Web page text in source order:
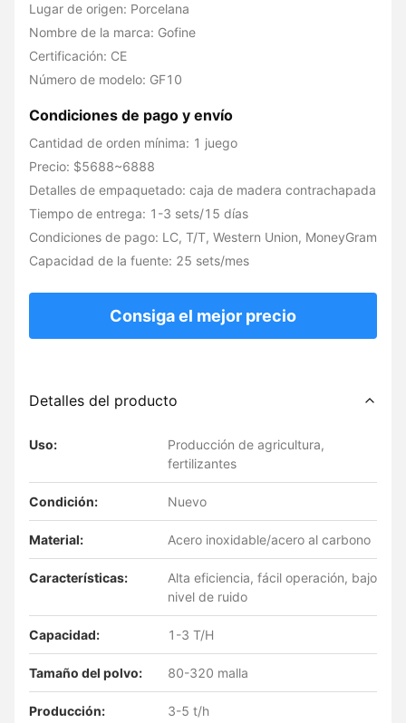
Lugar de origen: Porcelana
Nombre de la marca: Gofine
Certificación: CE
Número de modelo: GF10
Condiciones de pago y envío
Cantidad de orden mínima: 1 juego
Precio: $5688~6888
Detalles de empaquetado: caja de madera contrachapada
Tiempo de entrega: 1-3 sets/15 días
Condiciones de pago: LC, T/T, Western Union, MoneyGram
Capacidad de la fuente: 25 sets/mes
Consiga el mejor precio
Detalles del producto
Uso:
Producción de agricultura,
fertilizantes
Condición: Nuevo
Material: Acero inoxidable/acero al carbono
Características:
Alta eficiencia, fácil operación, bajo
nivel de ruido
Capacidad: 1-3 T/H
Tamaño del polvo: 80-320 malla
Producción: 3-5 t/h